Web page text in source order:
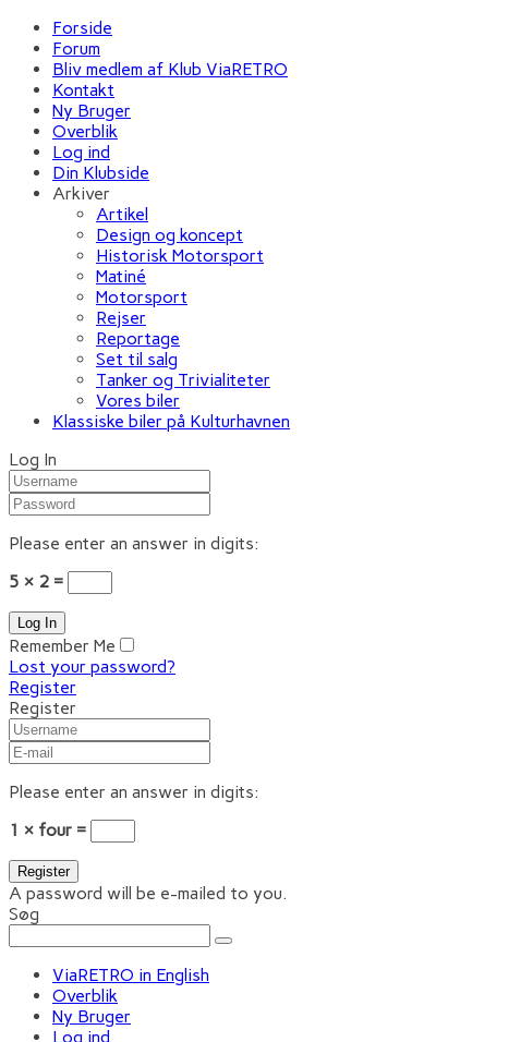
Forside
Forum
Bliv medlem af Klub ViaRETRO
Kontakt
Ny Bruger
Overblik
Log ind
Din Klubside
Arkiver
Artikel
Design og koncept
Historisk Motorsport
Matiné
Motorsport
Rejser
Reportage
Set til salg
Tanker og Trivialiteter
Vores biler
Klassiske biler på Kulturhavnen
Log In
Please enter an answer in digits:
5 × 2 =
Remember Me
Lost your password?
Register
Register
Please enter an answer in digits:
1 × four =
A password will be e-mailed to you.
Søg
ViaRETRO in English
Overblik
Ny Bruger
Log ind